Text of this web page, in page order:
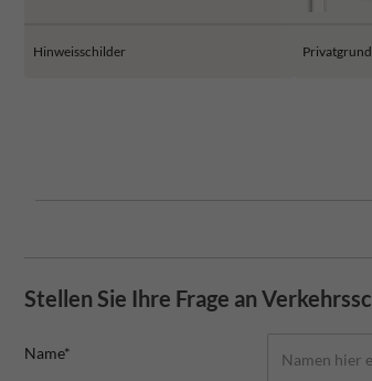
Hinweisschilder
Stellen Sie Ihre Frage an
Name*